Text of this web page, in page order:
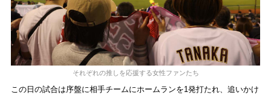
それぞれの推しを応援する女性ファンたち
この日の試合は序盤に相手チームにホームランを1発打たれ、追いかけ